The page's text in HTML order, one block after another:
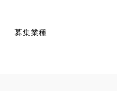
募集業種